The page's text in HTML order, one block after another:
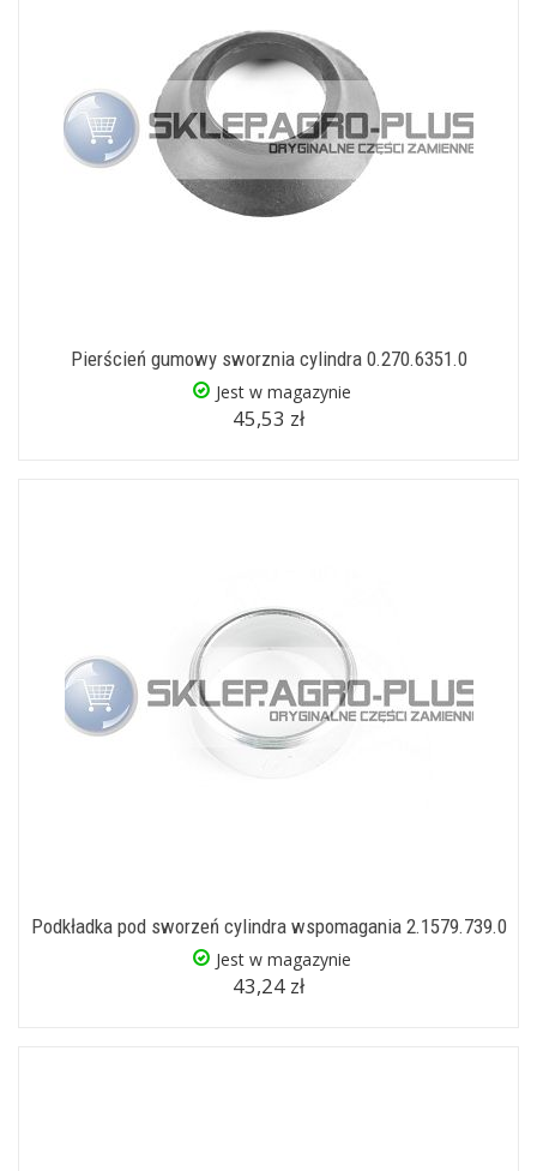
Pierścień gumowy sworznia cylindra 0.270.6351.0
Jest w magazynie
45,53 zł
Podkładka pod sworzeń cylindra wspomagania 2.1579.739.0
Jest w magazynie
43,24 zł